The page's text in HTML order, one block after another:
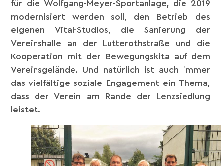
für die Wolfgang-Meyer-Sportanlage, die 2019
modernisiert werden soll, den Betrieb des
eigenen Vital-Studios, die Sanierung der
Vereinshalle an der Lutterothstraße und die
Kooperation mit der Bewegungskita auf dem
Vereinsgelände. Und natürlich ist auch immer
das vielfältige soziale Engagement ein Thema,
dass der Verein am Rande der Lenzsiedlung
leistet.